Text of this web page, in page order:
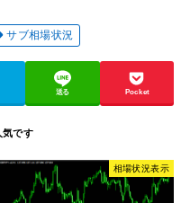
サブ相場状況
送る Pocket
相場状況表示